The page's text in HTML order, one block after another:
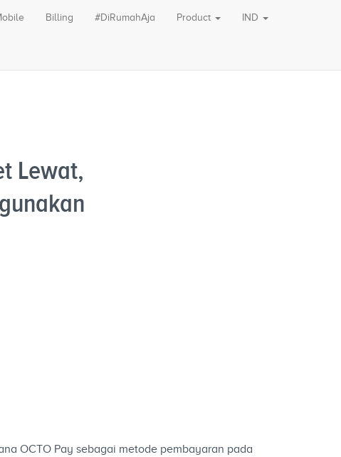
Lewat,
OCTO Pay sebagai metode pembayaran pada
Billing #DiRumahAja Product IND